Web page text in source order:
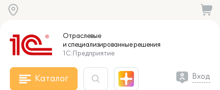
Отраслевые
и специализированныерешения
1С:Предприятие
Каталог Вход